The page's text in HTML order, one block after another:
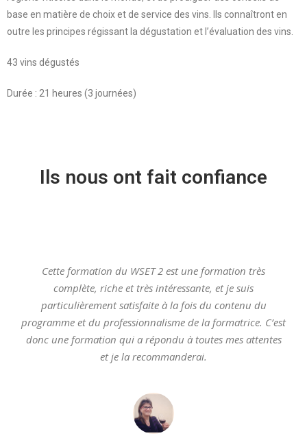
base en matière de choix et de service des vins. Ils connaîtront en
outre les principes régissant la dégustation et l’évaluation des vins.
43 vins dégustés
Durée : 21 heures (3 journées)
Ils nous ont fait confiance
Cette formation du WSET 2 est une formation très
complète, riche et très intéressante, et je suis
particulièrement satisfaite à la fois du contenu du
programme et du professionnalisme de la formatrice. C’est
donc une formation qui a répondu à toutes mes attentes
et je la recommanderai.